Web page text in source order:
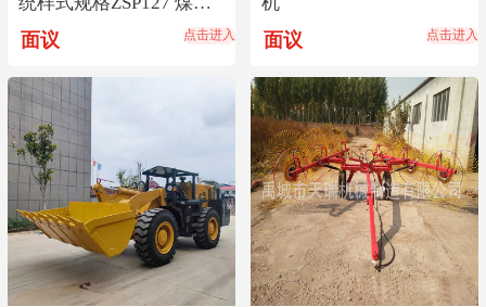
图像监视系统销售
面议 点击进入 面议 点击进入